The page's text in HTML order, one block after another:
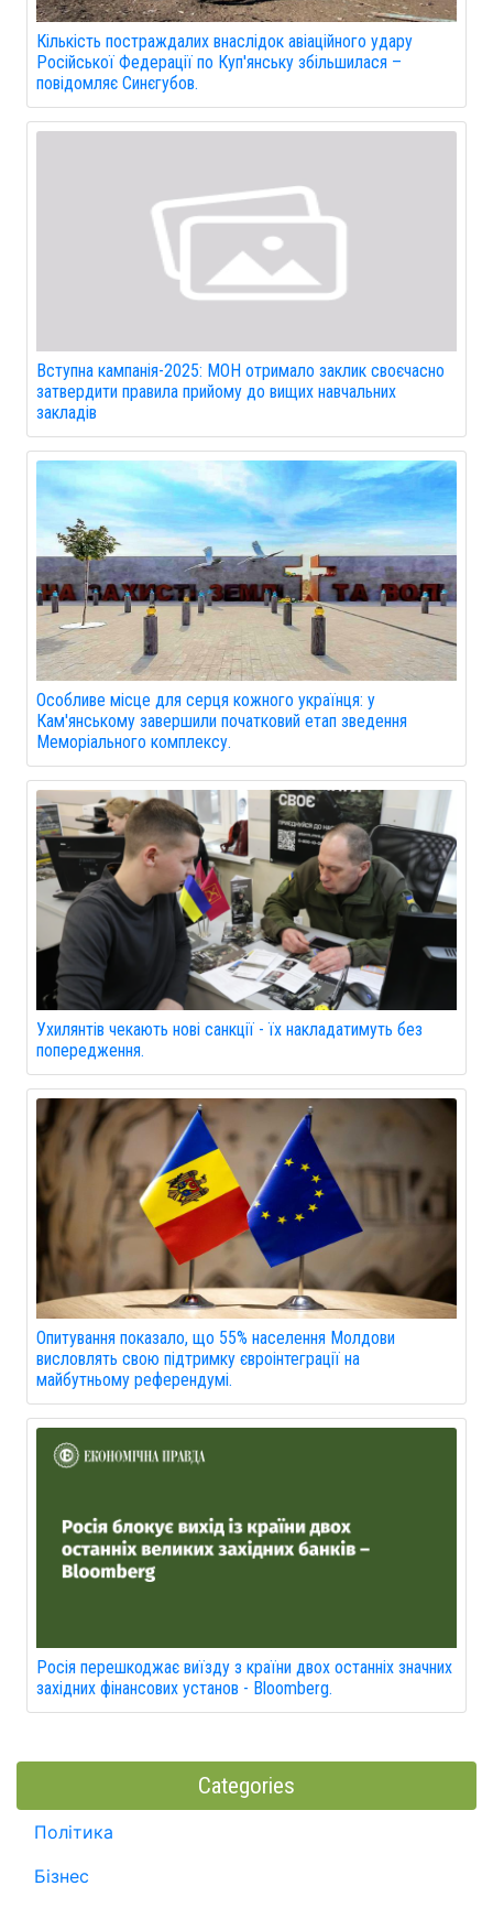
Кількість постраждалих внаслідок авіаційного удару
Російської Федерації по Куп'янську збільшилася –
повідомляє Синєгубов.
Вступна кампанія-2025: МОН отримало заклик своєчасно
затвердити правила прийому до вищих навчальних
закладів
Особливе місце для серця кожного українця: у
Кам'янському завершили початковий етап зведення
Меморіального комплексу.
Ухилянтів чекають нові санкції - їх накладатимуть без
попередження.
Опитування показало, що 55% населення Молдови
висловлять свою підтримку євроінтеграції на
майбутньому референдумі.
Росія перешкоджає виїзду з країни двох останніх значних
західних фінансових установ - Bloomberg.
Categories
Політика
Бізнес